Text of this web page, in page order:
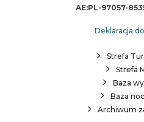
AE:PL-97057-
Deklaracja
Strefa
Strefa
Baza
Baza
Archiwum